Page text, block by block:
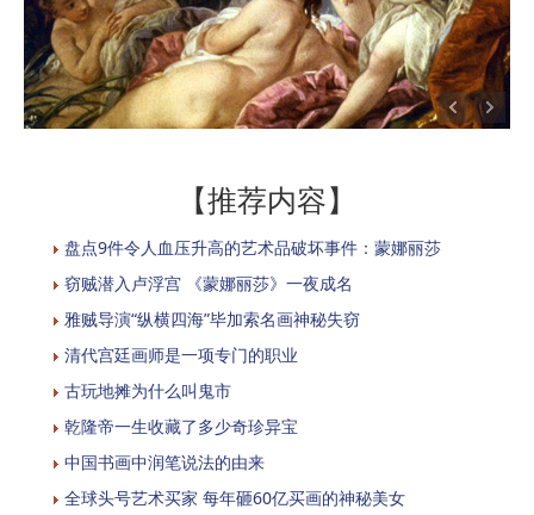
【推荐内容】
盘点9件令人血压升高的艺术品破坏事件：蒙娜丽莎
窃贼潜入卢浮宫 《蒙娜丽莎》一夜成名
雅贼导演“纵横四海”毕加索名画神秘失窃
清代宫廷画师是一项专门的职业
古玩地摊为什么叫鬼市
乾隆帝一生收藏了多少奇珍异宝
中国书画中润笔说法的由来
全球头号艺术买家 每年砸60亿买画的神秘美女